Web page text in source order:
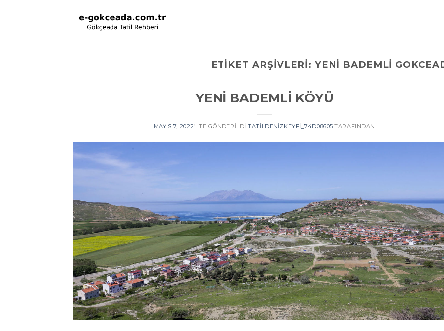
ETIKET ARŞIVLERI:YENI BADEMLI
YENİ BADEMLİ KÖYÜ
MAYIS 7, 2022’' TE GÖNDERILDI TATILDENIZKEYFI_74D08605 TARAFINDAN